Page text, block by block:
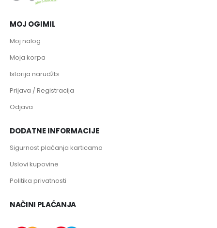
MOJ OGIMIL
Moj nalog
Moja korpa
Istorija narudžbi
Prijava / Registracija
Odjava
DODATNE INFORMACIJE
Sigurnost plaćanja karticama
Uslovi kupovine
Politika privatnosti
NAČINI PLAĆANJA